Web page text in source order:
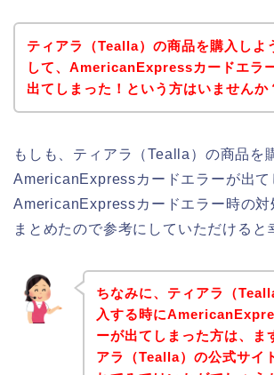
ティアラ（Tealla）の商品を購入しよ
して、AmericanExpressカードエラ
出てしまった！という方はいませんか
もしも、ティアラ（Tealla）の商品を
AmericanExpressカードエラーが出て
AmericanExpressカードエラー時の対
まとめたので参考にしていただけると
ちなみに、ティアラ（
入する時に
ーが出てしまった方は、ま
アラ（Tealla）の公式サイ